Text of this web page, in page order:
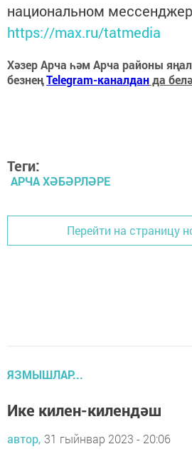
национальном
https://max.ru/tatmedia
Хәзер Арча һәм Арча районы
безнеңTelegram-каналданда
Теги:
АРЧА ХӘБӘРЛӘРЕ
Перейти на страницу
ЯЗМЫШЛАР...
Ике килен-килендәш
автор, 31 гыйнвар 2023 - 20:06